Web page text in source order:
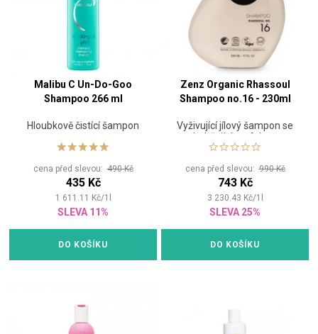
Malibu C Un-Do-Goo
Shampoo 266 ml
Hloubkově čistící šampon
cena před slevou:490 Kč
435 Kč
1 611.11 Kč/1
SLEVA 11%
DO KOŠÍKU
Zenz Organic Rhassoul
Shampoo no.16 - 230ml
Vyživující jílový šampon se
zhebčujícím efektem
cena před slevou:990 Kč
743 Kč
3 230.43 Kč/1
SLEVA 25%
DO KOŠÍKU